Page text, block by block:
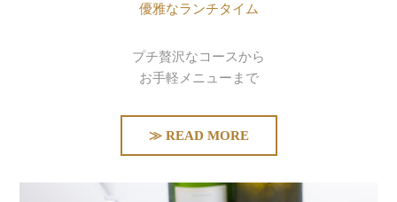
優雅なランチタイム
プチ贅沢なコースから
お手軽メニューまで
≫ READ MORE